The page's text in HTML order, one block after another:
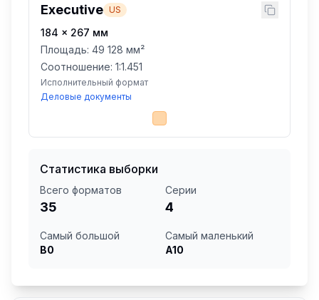
Executive US
184 × 267 мм
Площадь: 49 128 мм²
Соотношение: 1:1.451
Исполнительный формат
Деловые документы
Статистика выборки
Всего форматов
35
Серии
4
Самый большой
B0
Самый маленький
A10